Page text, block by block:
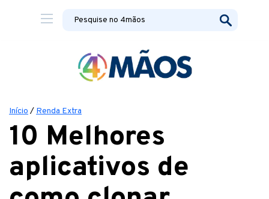
Início / Renda Extra
10 Melhores
aplicativos de